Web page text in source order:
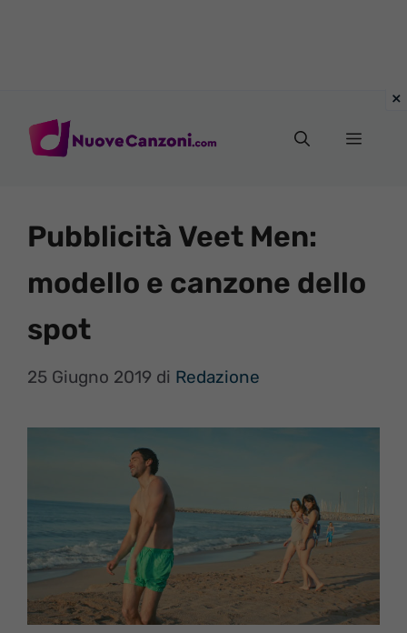
Menu
Pubblicità Veet Men:
modello e canzone dello
spot
25 Giugno 2019 di Redazione